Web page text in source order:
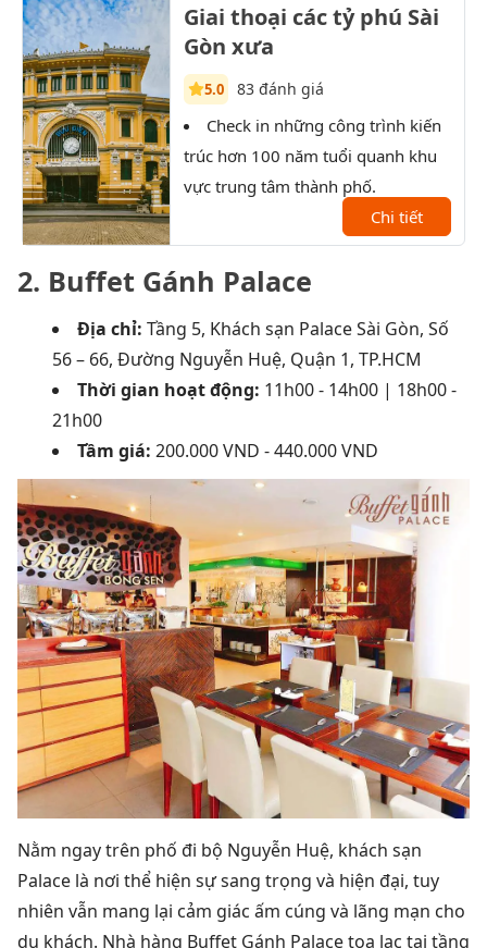
Giai thoại các tỷ phú Sài
Gòn xưa
5.0 83 đánh giá
Check in những công trình kiến
trúc hơn 100 năm tuổi quanh khu
vực trung tâm thành phố.
Chi tiết
2. Buffet Gánh Palace
Địa chỉ: Tầng 5, Khách sạn Palace Sài Gòn, Số
56 – 66, Đường Nguyễn Huệ, Quận 1, TP.HCM
Thời gian hoạt động: 11h00 - 14h00 | 18h00 -
21h00
Tầm giá: 200.000 VND - 440.000 VND
Nằm ngaytrên phố đi bộ Nguyễn Huệ, khách sạn
Palace là nơi thể hiện sự sang trọng và hiện đại, tuy
nhiên vẫn mang lại cảm giác ấm cúng và lãng mạn cho
du khách. Nhà hàng Buffet Gánh Palace tọa lạc tại tầng